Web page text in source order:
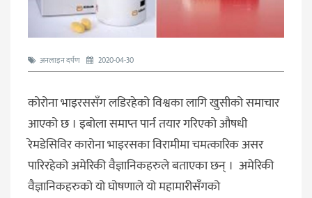
अनलाइन दर्पण 2020-04-30
कोरोना भाइरससँग लडिरहेको विश्वका लागि खुसीको समाचार
आएको छ । इबोला समाप्त पार्न तयार गरिएको औषधी
रेमडेसिविर कारोना भाइरसका विरामीमा चमत्कारिक असर
पारिरहेको अमेरिकी वैज्ञानिकहरुले बताएका छन् । अमेरिकी
वैज्ञानिकहरुको यो घोषणाले यो महामारीसँगको